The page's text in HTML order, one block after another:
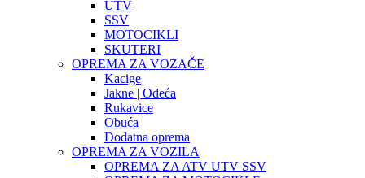
UTV
SSV
MOTOCIKLI
SKUTERI
OPREMA ZA VOZAČE
Kacige
Jakne | Odeća
Rukavice
Obuća
Dodatna oprema
OPREMA ZA VOZILA
OPREMA ZA ATV UTV SSV